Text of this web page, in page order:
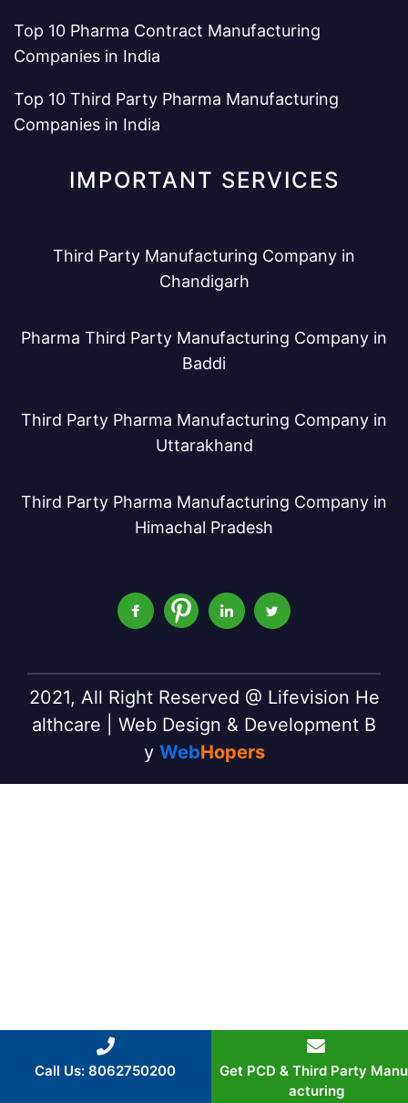
Top 10 Pharma Contract Manufacturing
Companies in India
Top 10 Third Party Pharma Manufacturing
Companies in India
IMPORTANT SERVICES
Third Party Manufacturing Company in
Chandigarh
Pharma Third Party Manufacturing Company in
Baddi
Third Party Pharma Manufacturing Company in
Uttarakhand
Third Party Pharma Manufacturing Company in
Himachal Pradesh
2021, All Right Reserved @ Lifevision He
althcare | Web Design & Development B
y WebHopers
Call Us: 8062750200
Get PCD & Third Party
acturing